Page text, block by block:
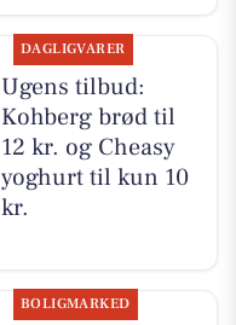
DAGLIGVARER
Ugens tilbud:
Kohberg brød til
12 kr. og Cheasy
yoghurt til kun 10
kr.
BOLIGMARKED